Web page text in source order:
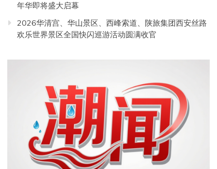
年华即将盛大启幕
2026华清宫、华山景区、西峰索道、陕旅集团西安丝路
欢乐世界景区全国快闪巡游活动圆满收官